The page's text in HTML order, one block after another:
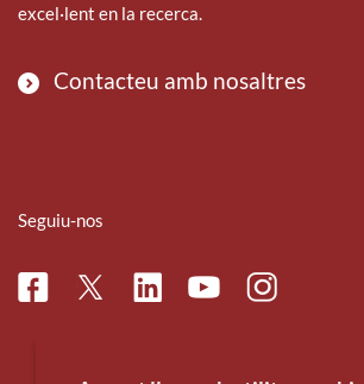
excel·lent en la recerca.
Contacteu amb nosaltres
Seguiu-nos
FacebookTwitterLinkedinYoutubeInstagram